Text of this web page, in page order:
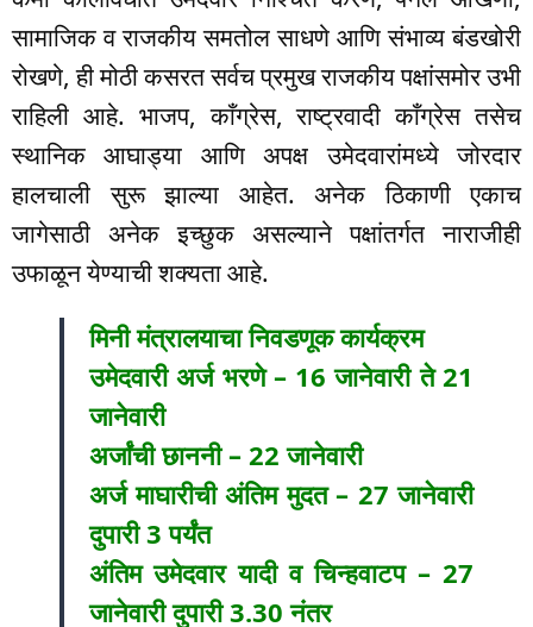
सामाजिक व राजकीय समतोल साधणे आणि संभाव्य बंडखोरी
रोखणे, ही मोठी कसरत सर्वच प्रमुख राजकीय पक्षांसमोर उभी
राहिली आहे. भाजप, काँग्रेस, राष्ट्रवादी काँग्रेस तसेच
स्थानिक आघाड्या आणि अपक्ष उमेदवारांमध्ये जोरदार
हालचाली सुरू झाल्या आहेत. अनेक ठिकाणी एकाच
जागेसाठी अनेक इच्छुक असल्याने पक्षांतर्गत नाराजीही
उफाळून येण्याची शक्यता आहे.
मिनी मंत्रालयाचा निवडणूक कार्यक्रम
उमेदवारी अर्ज भरणे – 16 जानेवारी ते 21
जानेवारी
अर्जांची छाननी – 22 जानेवारी
अर्ज माघारीची अंतिम मुदत – 27 जानेवारी
दुपारी 3 पर्यंत
अंतिम उमेदवार यादी व चिन्हवाटप – 27
जानेवारी दुपारी 3.30 नंतर